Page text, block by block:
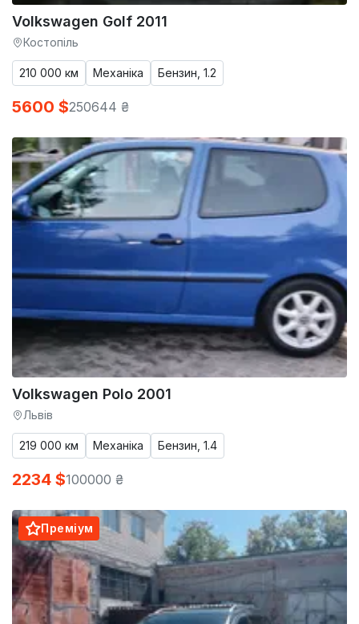
Volkswagen Golf 2011
Костопіль
210 000 км Механіка Бензин, 1.2
5600 $250644 ₴
Volkswagen Polo 2001
Львів
219 000 км Механіка Бензин, 1.4
2234 $100000 ₴
Преміум